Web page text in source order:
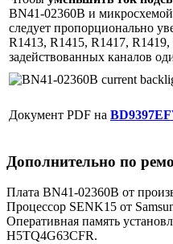
BN41-02360B и
следует пропорционально
R1413, R1415, R1417,
задействованных каналов
Документ PDF на
Дополнительно по
Плата BN41-02360B от
Процессор SENK15 от
Оперативная память
H5TQ4G63CFR.